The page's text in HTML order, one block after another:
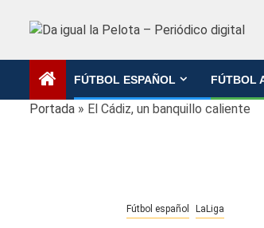
FÚTBOL ESPAÑOL FÚTBOL
Portada » El Cádiz, un banquillo caliente
Fútbol español LaLiga